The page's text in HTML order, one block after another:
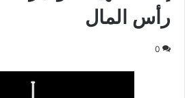
رأس المال
0